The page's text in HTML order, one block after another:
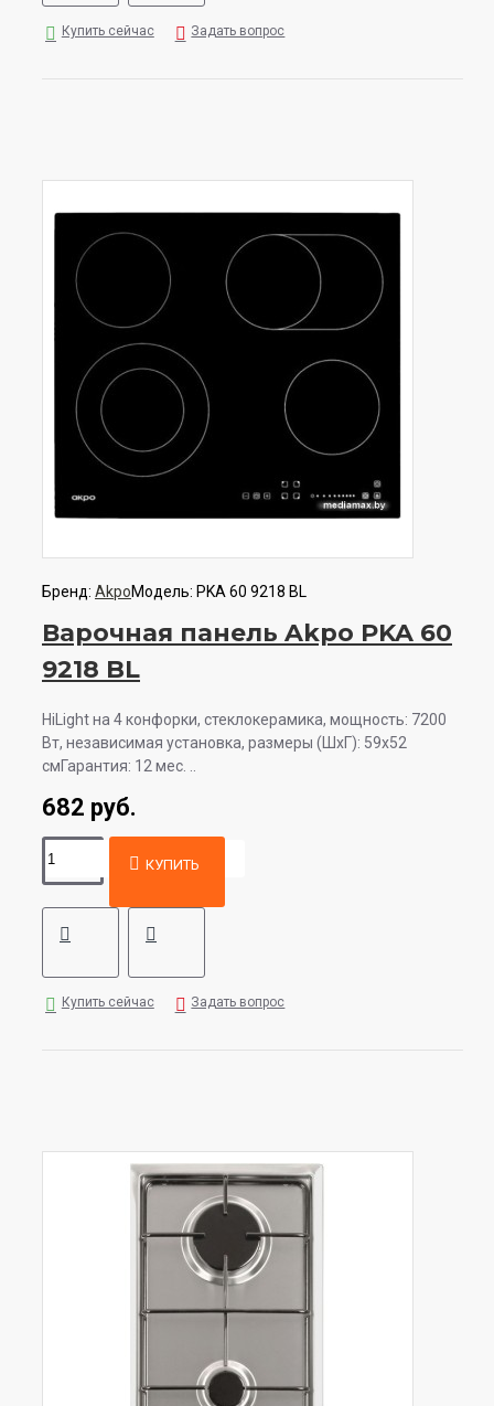
Купить сейчас Задать вопрос
Бренд: AkpoМодель: PKA 60 9218 BL
Варочная панель Akpo PKA 60
9218 BL
HiLight на 4 конфорки, cтеклокерамика, мощность: 7200
Вт, независимая установка, размеры (ШхГ): 59x52
смГарантия: 12 мес. ..
682 руб.
КУПИТЬ
Купить сейчас Задать вопрос